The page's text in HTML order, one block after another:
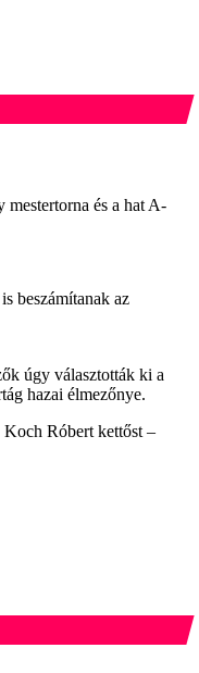
mestertorna és a hat A-
beszámítanak az
úgy választották ki a
hazai élmezőnye.
Koch Róbert kettőst –